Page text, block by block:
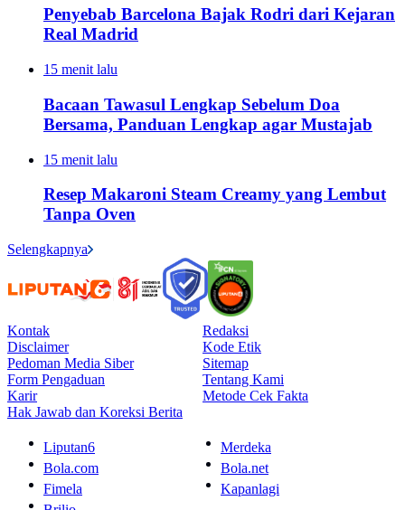
Penyebab Barcelona Bajak Rodri dari Kejaran
Real Madrid
15 menit lalu
Bacaan Tawasul Lengkap Sebelum Doa
Bersama, Panduan Lengkap agar Mustajab
15 menit lalu
Resep Makaroni Steam Creamy yang Lembut
Tanpa Oven
Selengkapnya
Kontak
Redaksi
Disclaimer
Kode Etik
Pedoman Media Siber
Sitemap
Form Pengaduan
Tentang Kami
Karir
Metode Cek Fakta
Hak Jawab dan Koreksi Berita
Liputan6
Merdeka
Bola.com
Bola.net
Fimela
Kapanlagi